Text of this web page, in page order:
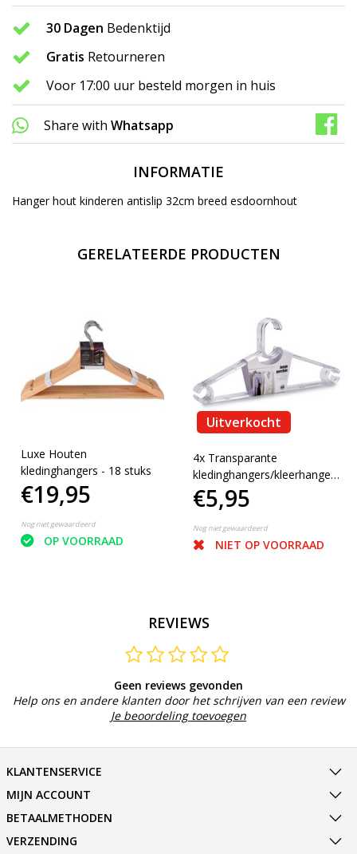
30 Dagen Bedenktijd
Gratis Retourneren
Voor 17:00 uur besteld morgen in huis
Share with Whatsapp
INFORMATIE
Hanger hout kinderen antislip 32cm breed esdoornhout
GERELATEERDE PRODUCTEN
Luxe Houten
kledinghangers - 18 stuks
€19,95
Nog niet gewaardeerd
OP VOORRAAD
Uitverkocht
4x Transparante
kledinghangers/kleerhangers
42,5 cm van kunststof
€5,95
Nog niet gewaardeerd
NIET OP VOORRAAD
REVIEWS
Geen reviews gevonden
Help ons en andere klanten door het schrijven van een review
Je beoordeling toevoegen
KLANTENSERVICE
MIJN ACCOUNT
BETAALMETHODEN
VERZENDING